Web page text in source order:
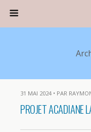
31 MAI 2024 • PAR
PROJET ACADIANE